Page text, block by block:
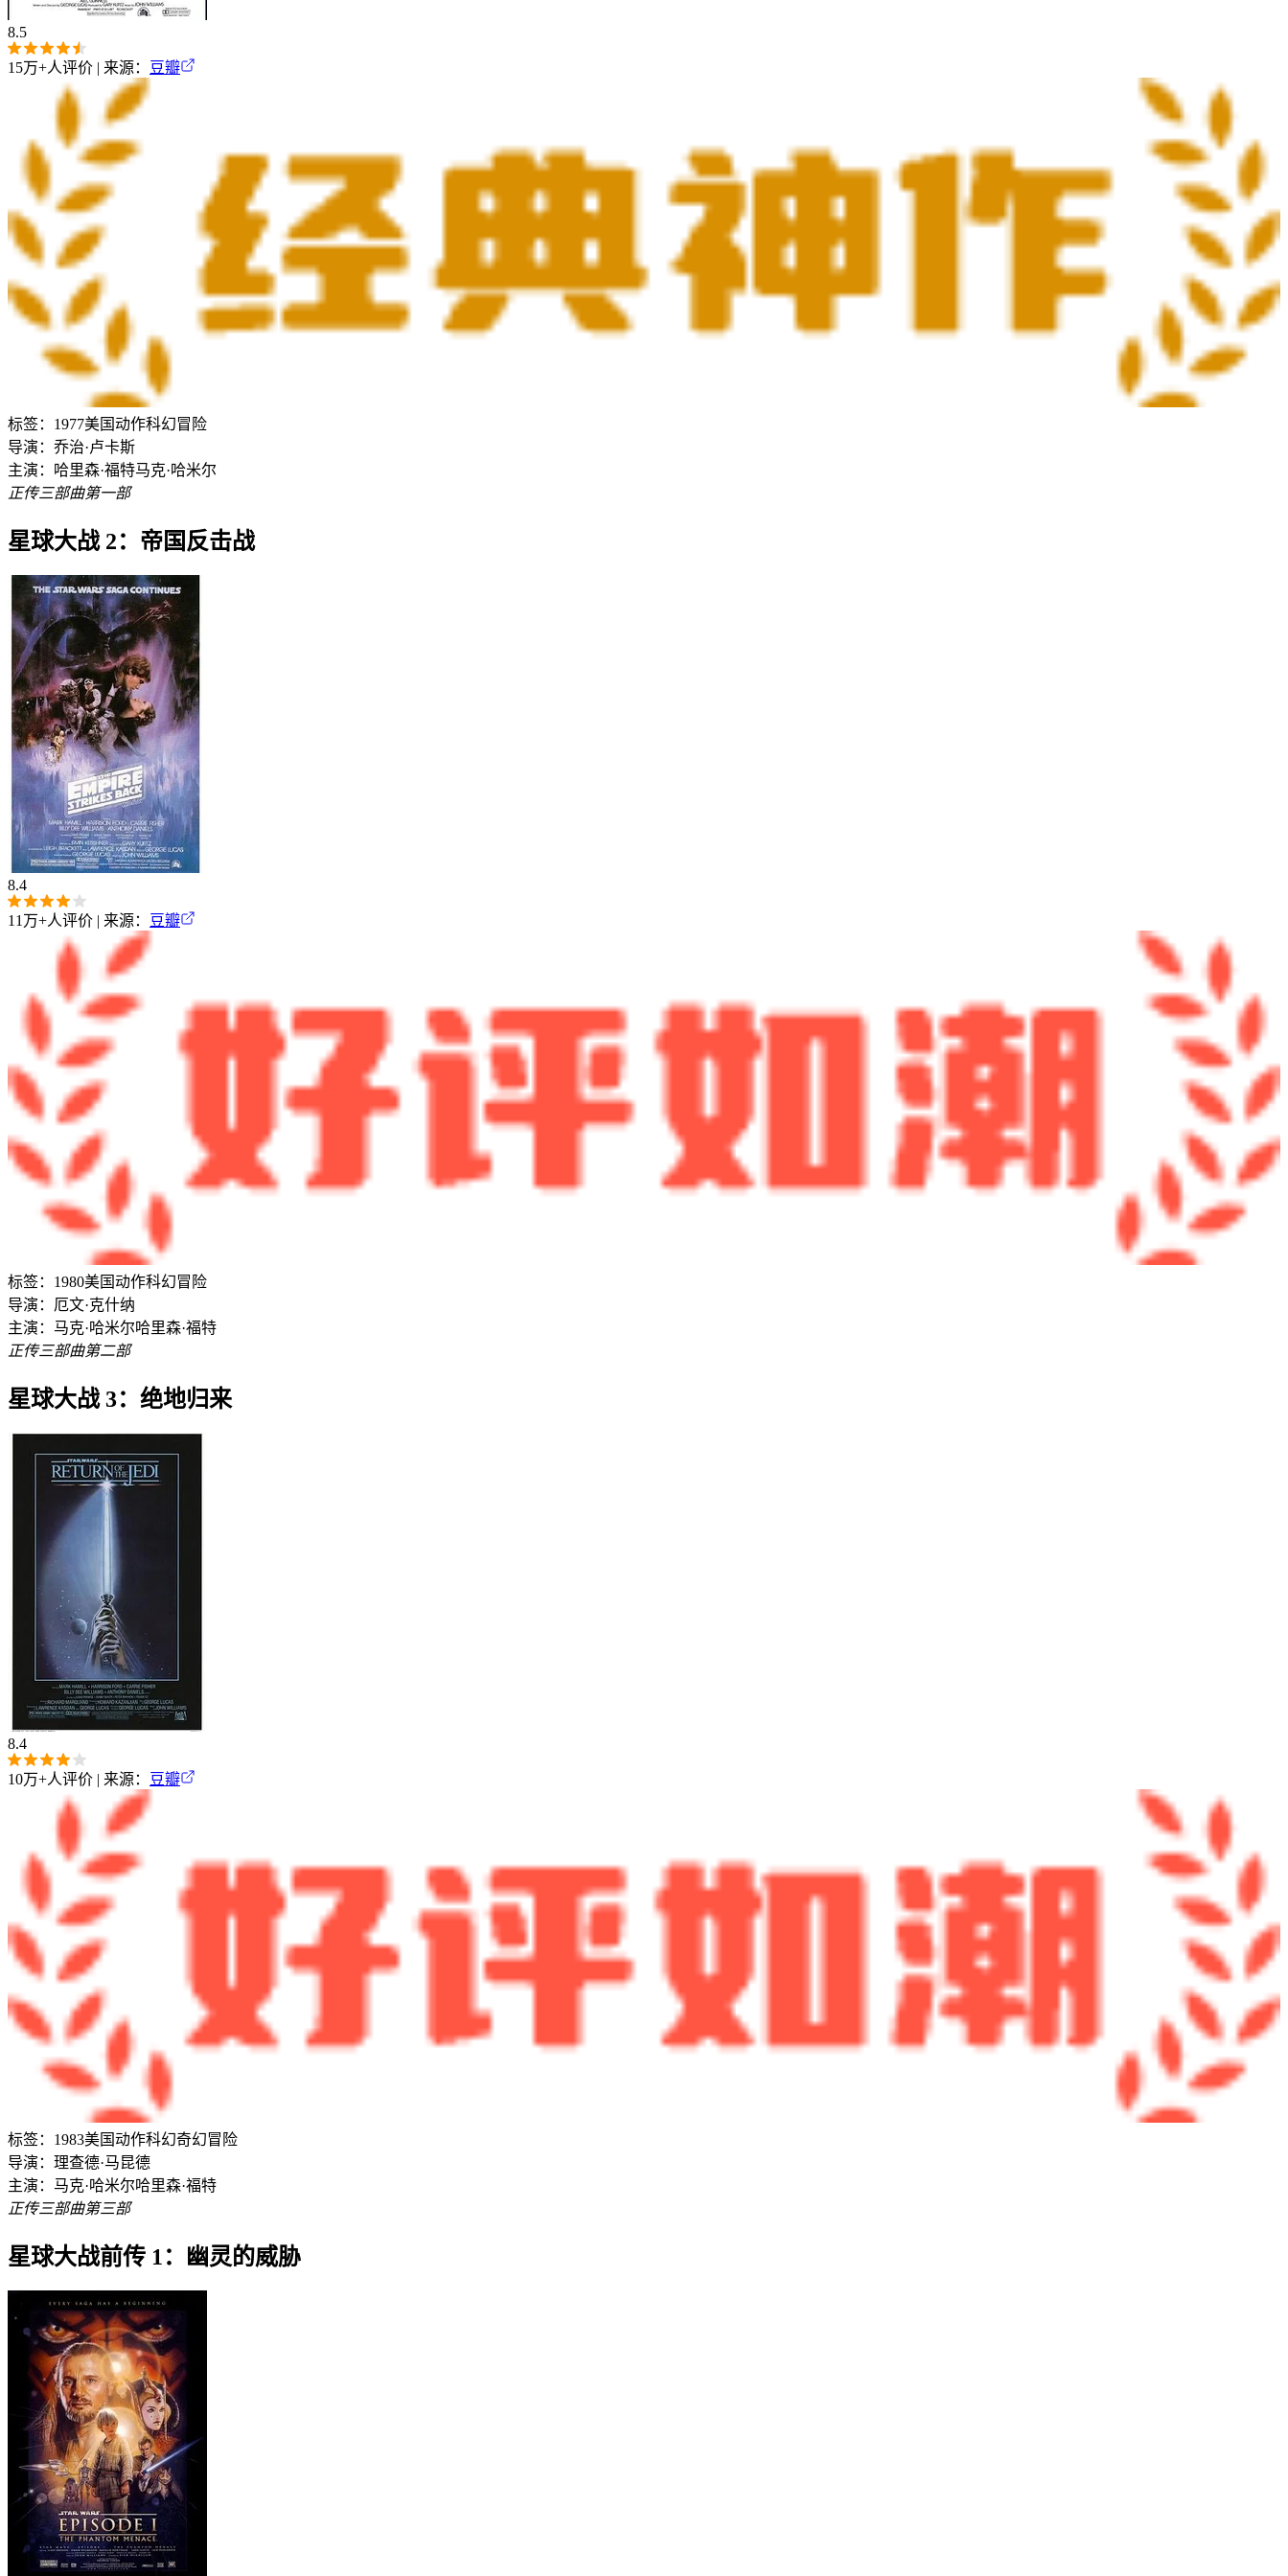
8.5
15万+人评价 | 来源： 豆瓣
标签： 1977美国动作科幻冒险
导演： 乔治·卢卡斯
主演： 哈里森·福特马克·哈米尔
正传三部曲第一部
星球大战 2：帝国反击战
8.4
11万+人评价 | 来源： 豆瓣
标签： 1980美国动作科幻冒险
导演： 厄文·克什纳
主演： 马克·哈米尔哈里森·福特
正传三部曲第二部
星球大战 3：绝地归来
8.4
10万+人评价 | 来源： 豆瓣
标签： 1983美国动作科幻奇幻冒险
导演： 理查德·马昆德
主演： 马克·哈米尔哈里森·福特
正传三部曲第三部
星球大战前传 1：幽灵的威胁